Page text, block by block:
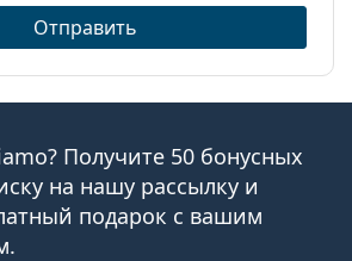
Отправить
Получите 50 бонусных
на нашу рассылку и
подарок с вашим